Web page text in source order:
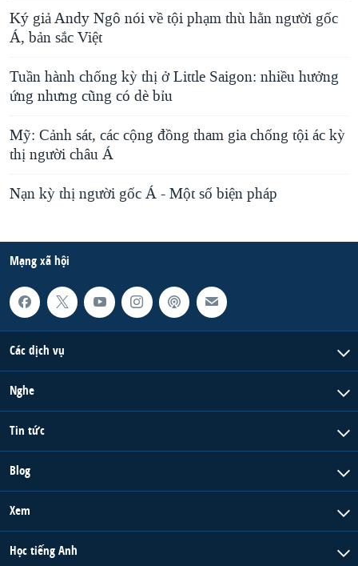
Ký giả Andy Ngô nói về tội phạm thù hằn người gốc
Á, bản sắc Việt
Tuần hành chống kỳ thị ở Little Saigon: nhiều hưởng
ứng nhưng cũng có dè bỉu
Mỹ: Cảnh sát, các cộng đồng tham gia chống tội ác kỳ
thị người châu Á
Nạn kỳ thị người gốc Á - Một số biện pháp
Mạng xã hội
Các dịch vụ
Nghe
Tin tức
Blog
Xem
Học tiếng Anh